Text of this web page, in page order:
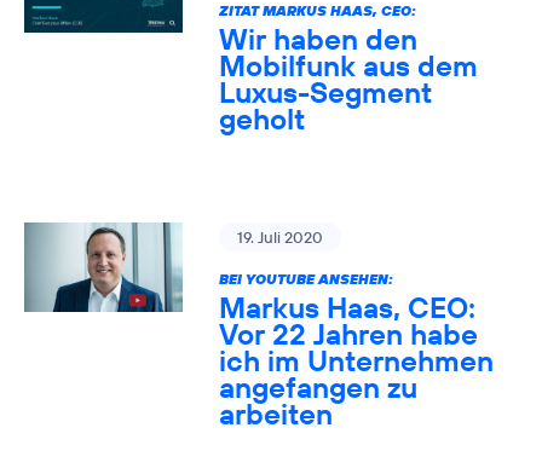
ZITAT MARKUS HAAS, CEO:
Wir haben den
Mobilfunk aus dem
Luxus-Segment
geholt
19. Juli 2020
BEI YOUTUBE ANSEHEN:
Markus Haas, CEO:
Vor 22 Jahren habe
ich im Unternehmen
angefangen zu
arbeiten